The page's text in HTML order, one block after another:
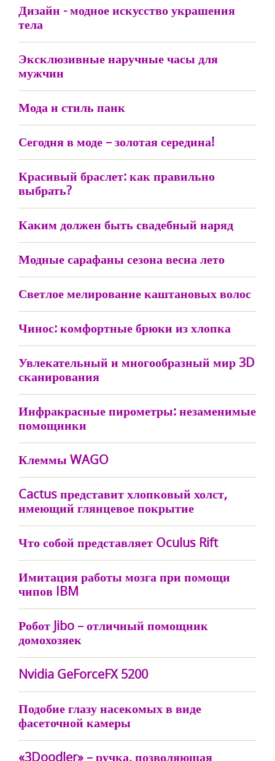
Дизайн - модное искусство украшения
тела
Эксклюзивные наручные часы для
мужчин
Мода и стиль панк
Сегодня в моде – золотая середина!
Красивый браслет: как правильно
выбрать?
Каким должен быть свадебный наряд
Модные сарафаны сезона весна лето
Светлое мелирование каштановых волос
Чинос: комфортные брюки из хлопка
Увлекательный и многообразный мир 3D
сканирования
Инфракрасные пирометры: незаменимые
помощники
Клеммы WAGO
Cactus представит хлопковый холст,
имеющий глянцевое покрытие
Что собой представляет Oculus Rift
Имитация работы мозга при помощи
чипов IBM
Робот Jibo – отличный помощник
домохозяек
Nvidia GeForceFX 5200
Подобие глазу насекомых в виде
фасеточной камеры
«3Doodler» – ручка, позволяющая